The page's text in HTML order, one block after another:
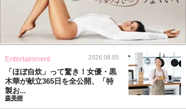
Entertainment 2026.08.05
「ほぼ自炊」って驚き！女優・黒
木華が献立365日を全公開、「特
製お...
森美樹